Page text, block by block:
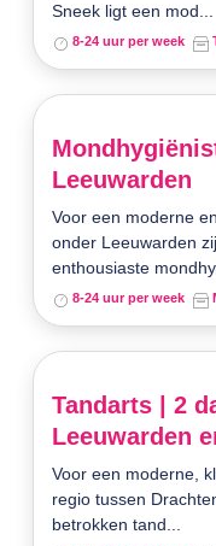
Sneek ligt een mod...
8-24 uur per week
Leeuwarden
Voor een moderne
onder Leeuwarden
enthousiaste
8-24 uur per week
Tandarts | 2
Leeuwarden
Voor een moderne,
regio tussen
betrokken tand...